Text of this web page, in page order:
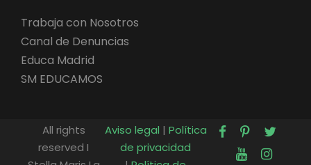
Trabaja con Nosotros
Canal de Denuncias
Educa Madrid
SM EDUCAMOS
All rights
reserved I
Aviso legal | Política
de privacidad